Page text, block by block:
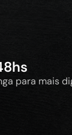
para mais